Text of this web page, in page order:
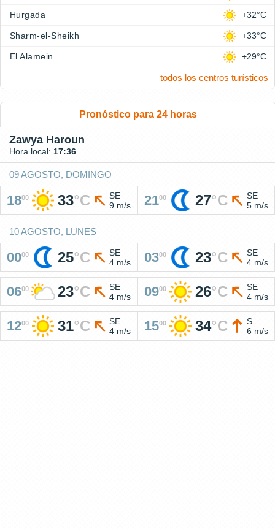
Hurgada +32°C
Sharm-el-Sheikh +33°C
El Alamein +29°C
todos los centros turísticos
Pronóstico para 24 horas
Zawya Haroun
Hora local: 17:36
09 AGOSTO, DOMINGO
1800 33°C
SE
9 m/s
2100 27°C
SE
5 m/s
10 AGOSTO, LUNES
0000 25°C
SE
4 m/s
0300 23°C
SE
4 m/s
0600 23°C
SE
4 m/s
0900 26°C
SE
4 m/s
1200 31°C
SE
4 m/s
1500 34°C
S
6 m/s